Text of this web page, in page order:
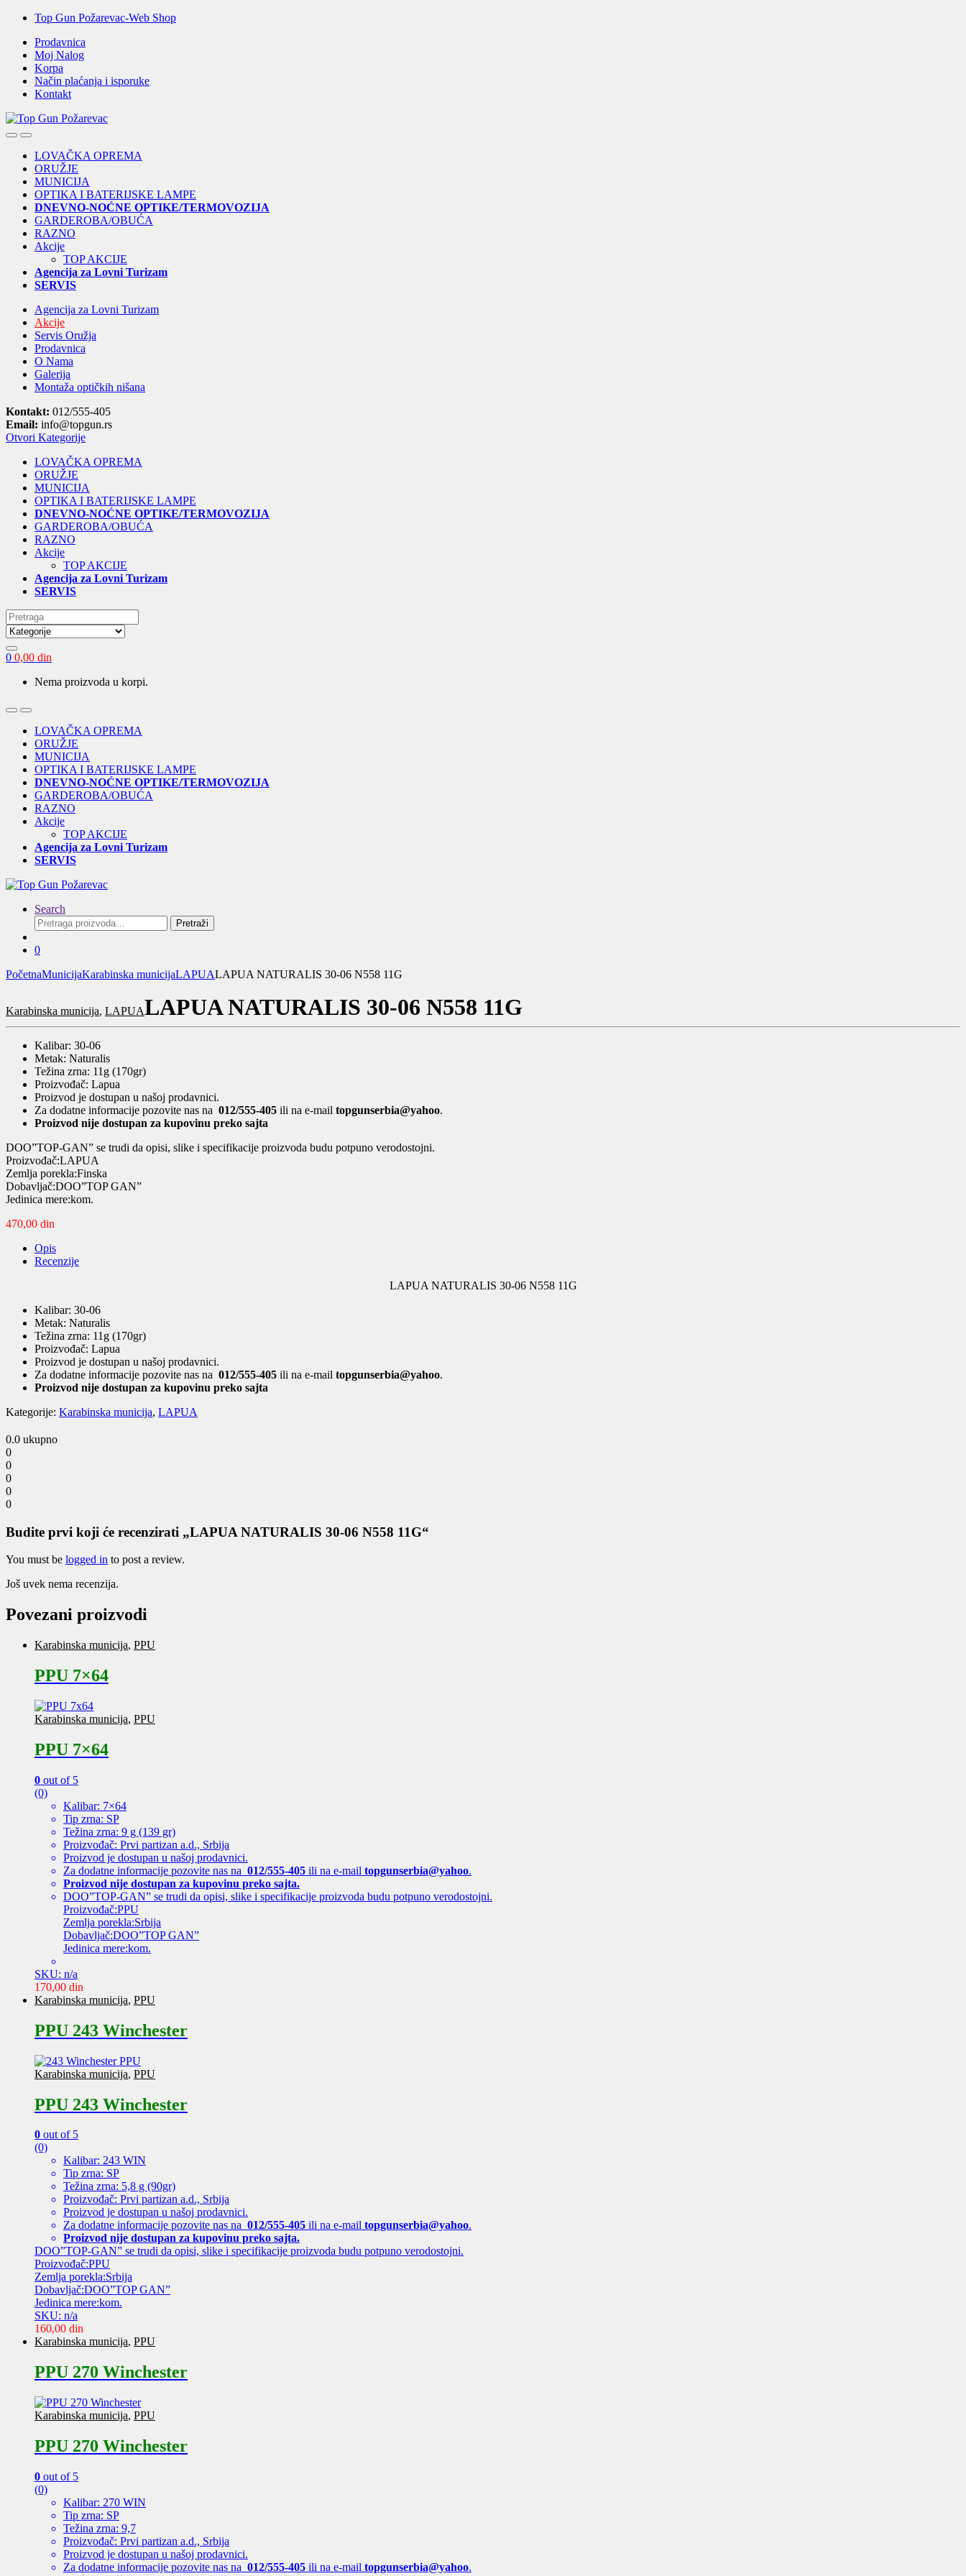
Skip
navigation
Skip
content
Top Gun Požarevac-Web Shop
Prodavnica
Moj Nalog
Korpa
Način plaćanja i isporuke
Kontakt
OpenClose
LOVAČKA OPREMA
ORUŽJE
MUNICIJA
OPTIKA I BATERIJSKE LAMPE
DNEVNO-NOĆNE OPTIKE/TERMOVOZIJA
GARDEROBA/OBUĆA
RAZNO
Akcije
TOP AKCIJE
Agencija za Lovni Turizam
SERVIS
Agencija za Lovni Turizam
Akcije
Servis Oružja
Prodavnica
O Nama
Galerija
Montaža optičkih nišana
Kontakt: 012/555-405
Email: info@topgun.rs
Otvori Kategorije
LOVAČKA OPREMA
ORUŽJE
MUNICIJA
OPTIKA I BATERIJSKE LAMPE
DNEVNO-NOĆNE OPTIKE/TERMOVOZIJA
GARDEROBA/OBUĆA
RAZNO
Akcije
TOP AKCIJE
Agencija za Lovni Turizam
SERVIS
Search
for:
0 0,00 din
Nema proizvoda u korpi.
OpenClose
LOVAČKA OPREMA
ORUŽJE
MUNICIJA
OPTIKA I BATERIJSKE LAMPE
DNEVNO-NOĆNE OPTIKE/TERMOVOZIJA
GARDEROBA/OBUĆA
RAZNO
Akcije
TOP AKCIJE
Agencija za Lovni Turizam
SERVIS
Search
Pretraga
za:
Pretraži
0
PočetnaMunicijaKarabinska municijaLAPUALAPUA NATURALIS 30-06 N558 11G
Karabinska municija, LAPUALAPUA NATURALIS 30-06 N558 11G
Kalibar: 30-06
Metak: Naturalis
Težina zrna: 11g (170gr)
Proizvođač: Lapua
Proizvod je dostupan u našoj prodavnici.
Za dodatne informacije pozovite nas na 012/555-405 ili na e-mail topgunserbia@yahoo.
Proizvod nije dostupan za kupovinu preko sajta
DOO”TOP-GAN” se trudi da opisi, slike i specifikacije proizvoda budu potpuno verodostojni.
Proizvođač:LAPUA
Zemlja porekla:Finska
Dobavljač:DOO”TOP GAN”
Jedinica mere:kom.
470,00 din
Opis
Recenzije
LAPUA NATURALIS 30-06 N558 11G
Kalibar: 30-06
Metak: Naturalis
Težina zrna: 11g (170gr)
Proizvođač: Lapua
Proizvod je dostupan u našoj prodavnici.
Za dodatne informacije pozovite nas na 012/555-405 ili na e-mail topgunserbia@yahoo.
Proizvod nije dostupan za kupovinu preko sajta
Kategorije: Karabinska municija, LAPUA
0.0 ukupno
0
0
0
0
0
Budite prvi koji će recenzirati „LAPUA NATURALIS 30-06 N558 11G“
You must be logged in to post a review.
Još uvek nema recenzija.
Povezani proizvodi
Karabinska municija, PPU
PPU 7×64
Karabinska municija, PPU
PPU 7×64
0 out of 5
(0)
Kalibar: 7×64
Tip zrna: SP
Težina zrna: 9 g (139 gr)
Proizvođač: Prvi partizan a.d., Srbija
Proizvod je dostupan u našoj prodavnici.
Za dodatne informacije pozovite nas na 012/555-405 ili na e-mail topgunserbia@yahoo.
Proizvod nije dostupan za kupovinu preko sajta.
DOO”TOP-GAN” se trudi da opisi, slike i specifikacije proizvoda budu potpuno verodostojni.
Proizvođač:PPU
Zemlja porekla:Srbija
Dobavljač:DOO”TOP GAN”
Jedinica mere:kom.
SKU: n/a
170,00 din
Karabinska municija, PPU
PPU 243 Winchester
Karabinska municija, PPU
PPU 243 Winchester
0 out of 5
(0)
Kalibar: 243 WIN
Tip zrna: SP
Težina zrna: 5,8 g (90gr)
Proizvođač: Prvi partizan a.d., Srbija
Proizvod je dostupan u našoj prodavnici.
Za dodatne informacije pozovite nas na 012/555-405 ili na e-mail topgunserbia@yahoo.
Proizvod nije dostupan za kupovinu preko sajta.
DOO”TOP-GAN” se trudi da opisi, slike i specifikacije proizvoda budu potpuno verodostojni.
Proizvođač:PPU
Zemlja porekla:Srbija
Dobavljač:DOO”TOP GAN”
Jedinica mere:kom.
SKU: n/a
160,00 din
Karabinska municija, PPU
PPU 270 Winchester
Karabinska municija, PPU
PPU 270 Winchester
0 out of 5
(0)
Kalibar: 270 WIN
Tip zrna: SP
Težina zrna: 9,7
Proizvođač: Prvi partizan a.d., Srbija
Proizvod je dostupan u našoj prodavnici.
Za dodatne informacije pozovite nas na 012/555-405 ili na e-mail topgunserbia@yahoo.